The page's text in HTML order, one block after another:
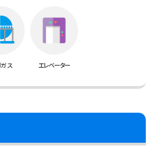
ス エレベーター